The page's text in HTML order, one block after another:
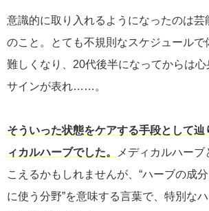
意識的に取り入れるようになったのは芸
のこと。とても不規則なスケジュールで
難しくなり、20代後半になってからは
サインが表れ……。
そういった状態をケアする手段として辿
ィカルハーブでした。
メディカルハー
こえるかもしれませんが、“ハーブの成
に使う分野”を意味する言葉で、特別な